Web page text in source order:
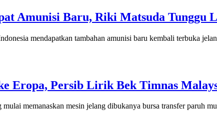
Amunisi Baru, Riki Matsuda Tunggu
mendapatkan tambahan amunisi baru kembali terbuka
Eropa, Persib Lirik Bek Timnas
memanaskan mesin jelang dibukanya bursa transfer paruh